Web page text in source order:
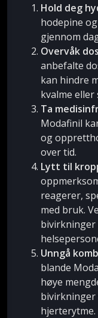
Hold deg
hodepine
gjennom
Overvåk
anbefalte
kan hindre
kvalme eller
Ta
Modafinil
og
over tid.
Lytt til
reagerer,
med bruk.
bivirkninger
Unngå
blande
høye
bivirkninger
hjerterytme.